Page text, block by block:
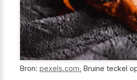
Bron: pexels.com Bruine teckel